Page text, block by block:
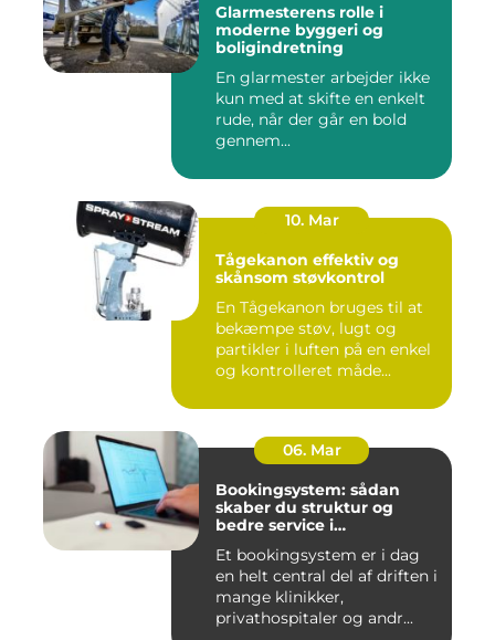
Glarmesterens rolle i
moderne byggeri og
boligindretning
En glarmester arbejder ikke
kun med at skifte en enkelt
rude, når der går en bold
gennem...
10. Mar
Tågekanon effektiv og
skånsom støvkontrol
En Tågekanon bruges til at
bekæmpe støv, lugt og
partikler i luften på en enkel
og kontrolleret måde...
06. Mar
Bookingsystem: sådan
skaber du struktur og
bedre service i
Et bookingsystem er i dag
en helt central del af driften i
mange klinikker,
privathospitaler og andr...